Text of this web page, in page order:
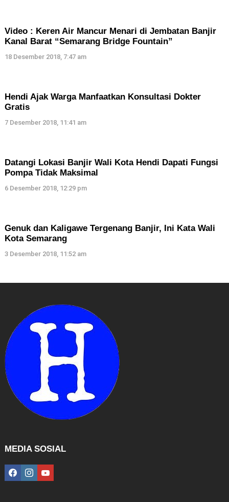
Video : Keren Air Mancur Menari di Jembatan Banjir
Kanal Barat “Semarang Bridge Fountain”
18 Desember 2018, 7:47 am
Hendi Ajak Warga Manfaatkan Konsultasi Dokter
Gratis
7 Desember 2018, 11:41 am
Datangi Lokasi Banjir Wali Kota Hendi Dapati Fungsi
Pompa Tidak Maksimal
6 Desember 2018, 12:29 pm
Genuk dan Kaligawe Tergenang Banjir, Ini Kata Wali
Kota Semarang
3 Desember 2018, 11:52 am
MEDIA SOSIAL
facebookinstagramyoutube